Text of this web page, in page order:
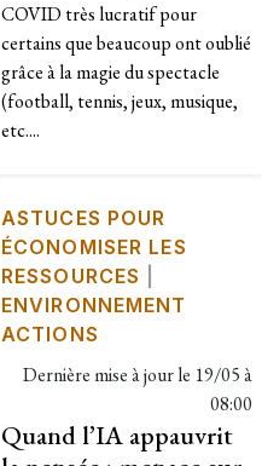
COVID très lucratif pour
certains que beaucoup ont oublié
grâce à la magie du spectacle
(football, tennis, jeux, musique,
etc....
ASTUCES POUR
ÉCONOMISER LES
RESSOURCES
ENVIRONNEMENT
ACTIONS
Dernière mise à jour le 19/05 à
08:00
Quand l’IA appauvrit